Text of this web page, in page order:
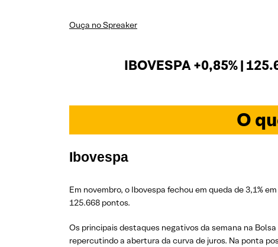
Ouça no Spreaker
IBOVESPA +0,85% |
O
Ibovespa
Em novembro, o Ibovespa fechou em queda de 3,1%
125.668 pontos.
Os principais destaques negativos da semana na
repercutindo a abertura da curva de juros. Na ponta